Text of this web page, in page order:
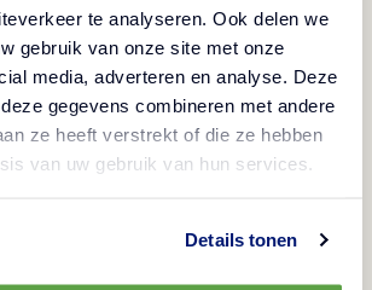
te analyseren. Ook delen we
gebruik van onze site met onze
media, adverteren en analyse. Deze
gegevens combineren met andere
ze heeft verstrekt of die ze hebben
van uw gebruik van hun services.
Details tonen
jamais une mise à jour - inscrivez-
Vous pouvez vous désabonner de
à tout moment.